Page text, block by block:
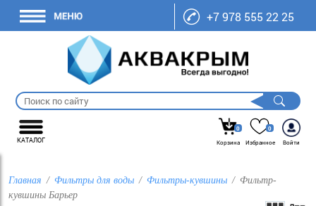
+7 978 555 22 25
КАТАЛОГ
0
Корзина
0
Избранное
Войти
Главная Фильтры для воды Фильтры-кувшины
Фильтр-
кувшины Барьер